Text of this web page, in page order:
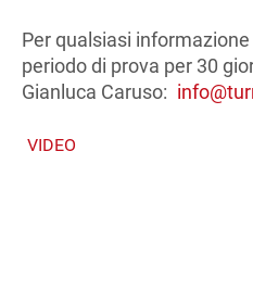
Per qualsiasi
periodo di prova per 30
Gianluca Caruso:
VIDEO